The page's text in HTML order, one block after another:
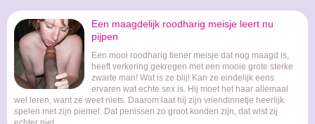
Een maagdelijk roodharig meisje leert nu
pijpen
Een mooi roodharig tiener meisje dat nog maagd is,
heeft verkering gekregen met een mooie grote sterke
zwarte man! Wat is ze blij! Kan ze eindelijk eens
ervaren wat echte sex is. Hij moet het haar allemaal
wel leren, want ze weet niets. Daarom laat hij zijn vriendinnetje heerlijk
spelen met zijn piemel. Dat penissen zo groot konden zijn, dat wist zij